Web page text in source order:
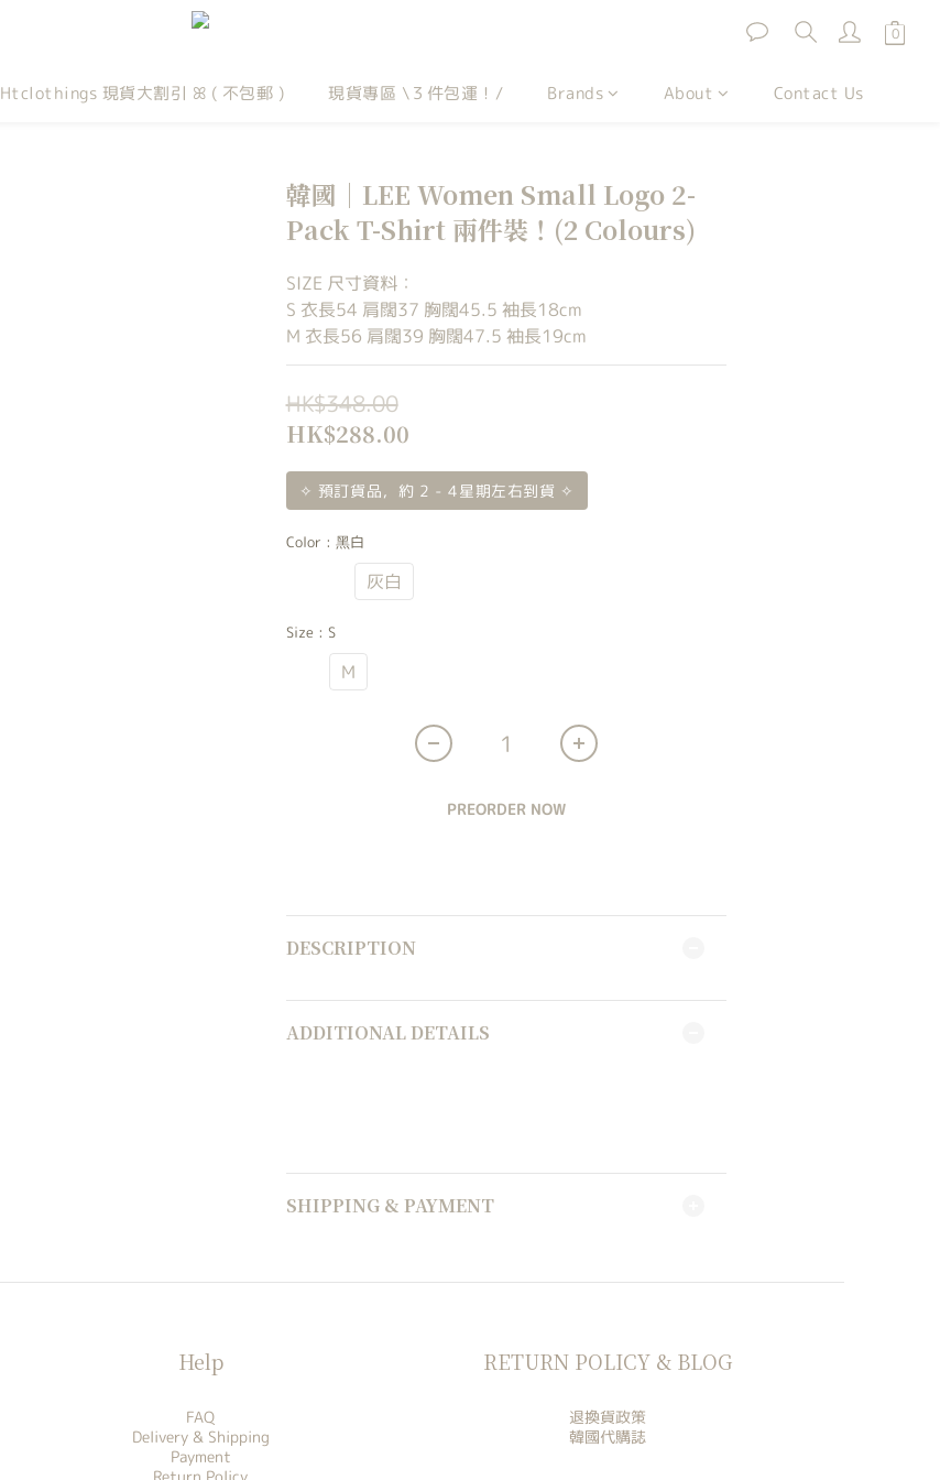
Htclothings 現貨大割引 ꕤ ( 不包郵 ) 現貨專區 \３件包運！/ Brands About Contact Us
韓國｜LEE Women Small Logo 2-
Pack T-Shirt 兩件裝！(2 Colours)
SIZE 尺寸資料：
S 衣長54 肩闊37 胸闊45.5 袖長18cm
M 衣長56 肩闊39 胸闊47.5 袖長19cm
HK$348.00
HK$288.00
✧ 預訂貨品，約 2 - 4星期左右到貨 ✧
Color : 黑白
灰白
Size : S
M
PREORDER NOW
DESCRIPTION
ADDITIONAL DETAILS
SHIPPING & PAYMENT
Help
FAQ
Delivery & Shipping
Payment
RETURN POLICY & BLOG
退換貨政策
韓國代購誌